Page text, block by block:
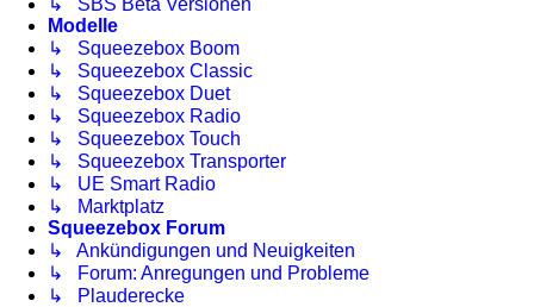
↳ SBS Beta Versionen
Modelle
↳ Squeezebox Boom
↳ Squeezebox Classic
↳ Squeezebox Duet
↳ Squeezebox Radio
↳ Squeezebox Touch
↳ Squeezebox Transporter
↳ UE Smart Radio
↳ Marktplatz
Squeezebox Forum
↳ Ankündigungen und Neuigkeiten
↳ Forum: Anregungen und Probleme
↳ Plauderecke